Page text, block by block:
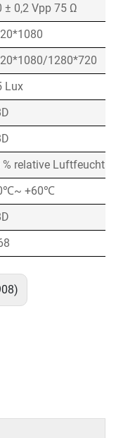
± 0,2 Vpp 75 Ω
1280*720
Lux
% relative
+60℃